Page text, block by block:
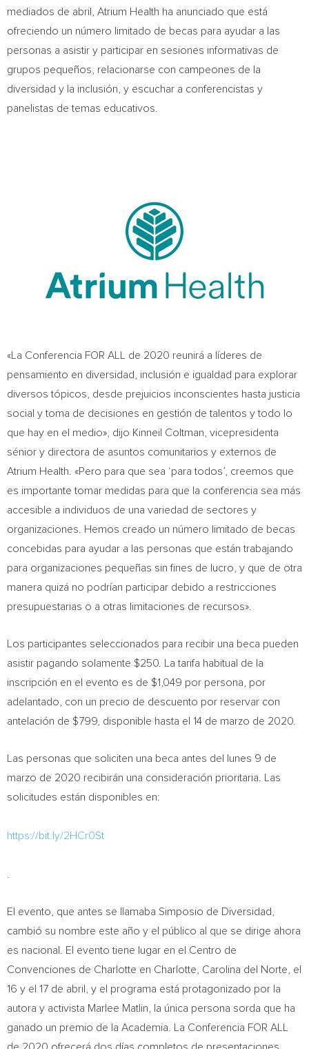
mediados de abril, Atrium Health ha anunciado que está
ofreciendo un número limitado de becas para ayudar a las
personas a asistir y participar en sesiones informativas de
grupos pequeños, relacionarse con campeones de la
diversidad y la inclusión, y escuchar a conferencistas y
panelistas de temas educativos.
«La Conferencia FOR ALL de 2020 reunirá a líderes de
pensamiento en diversidad, inclusión e igualdad para explorar
diversos tópicos, desde prejuicios inconscientes hasta justicia
social y toma de decisiones en gestión de talentos y todo lo
que hay en el medio», dijo Kinneil Coltman, vicepresidenta
sénior y directora de asuntos comunitarios y externos de
Atrium Health. «Pero para que sea ‘para todos’, creemos que
es importante tomar medidas para que la conferencia sea más
accesible a individuos de una variedad de sectores y
organizaciones. Hemos creado un número limitado de becas
concebidas para ayudar a las personas que están trabajando
para organizaciones pequeñas sin fines de lucro, y que de otra
manera quizá no podrían participar debido a restricciones
presupuestarias o a otras limitaciones de recursos».
Los participantes seleccionados para recibir una beca pueden
asistir pagando solamente $250 . La tarifa habitual de la
inscripción en el evento es de $1,049 por persona, por
adelantado, con un precio de descuento por reservar con
antelación de $799 , disponible hasta el 14 de marzo de 2020.
Las personas que soliciten una beca antes del lunes 9 de
marzo de 2020 recibirán una consideración prioritaria. Las
solicitudes están disponibles en:
https://bit.ly/2HCr0St
El evento, que antes se llamaba Simposio de Diversidad,
cambió su nombre este año y el público al que se dirige ahora
es nacional. El evento tiene lugar en el Centro de
Convenciones de Charlotte en Charlotte, Carolina del Norte , el
16 y el 17 de abril, y el programa está protagonizado por la
autora y activista Marlee Matlin , la única persona sorda que ha
ganado un premio de la Academia. La Conferencia FOR ALL